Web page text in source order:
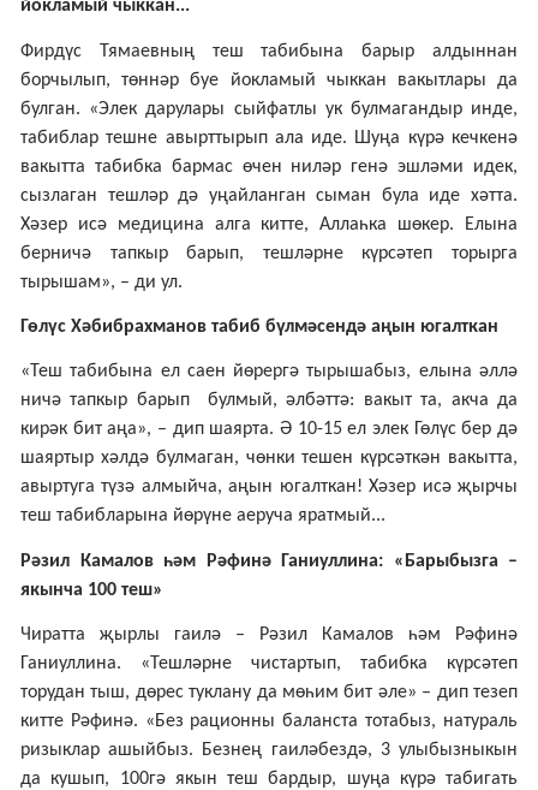
йокламый чыккан...
Фирдүс Тямаевның теш табибына барыр алдыннан
борчылып, төннәр буе йокламый чыккан вакытлары да
булган. «Элек дарулары сыйфатлы ук булмагандыр инде,
табиблар тешне авырттырып ала иде. Шуңа күрә кечкенә
вакытта табибка бармас өчен ниләр генә эшләми идек,
сызлаган тешләр дә уңайланган сыман була иде хәтта.
Хәзер исә медицина алга китте, Аллаһка шөкер. Елына
берничә тапкыр барып, тешләрне күрсәтеп торырга
тырышам», – ди ул.
Гөлүс Хәбибрахманов табиб бүлмәсендә аңын югалткан
«Теш табибына ел саен йөрергә тырышабыз, елына әллә
ничә тапкыр барып булмый, әлбәттә: вакыт та, акча да
кирәк бит аңа», – дип шаярта. Ә 10-15 ел элек Гөлүс бер дә
шаяртыр хәлдә булмаган, чөнки тешен күрсәткән вакытта,
авыртуга түзә алмыйча, аңын югалткан! Хәзер исә җырчы
теш табибларына йөрүне аеруча яратмый...
Рәзил Камалов һәм Рәфинә Ганиуллина: «Барыбызга –
якынча 100 теш»
Чиратта җырлы гаилә – Рәзил Камалов һәм Рәфинә
Ганиуллина. «Тешләрне чистартып, табибка күрсәтеп
торудан тыш, дөрес туклану да мөһим бит әле» – дип тезеп
китте Рәфинә. «Без рационны баланста тотабыз, натураль
ризыклар ашыйбыз. Безнең гаиләбездә, 3 улыбызныкын
да кушып, 100гә якын теш бардыр, шуңа күрә табигать